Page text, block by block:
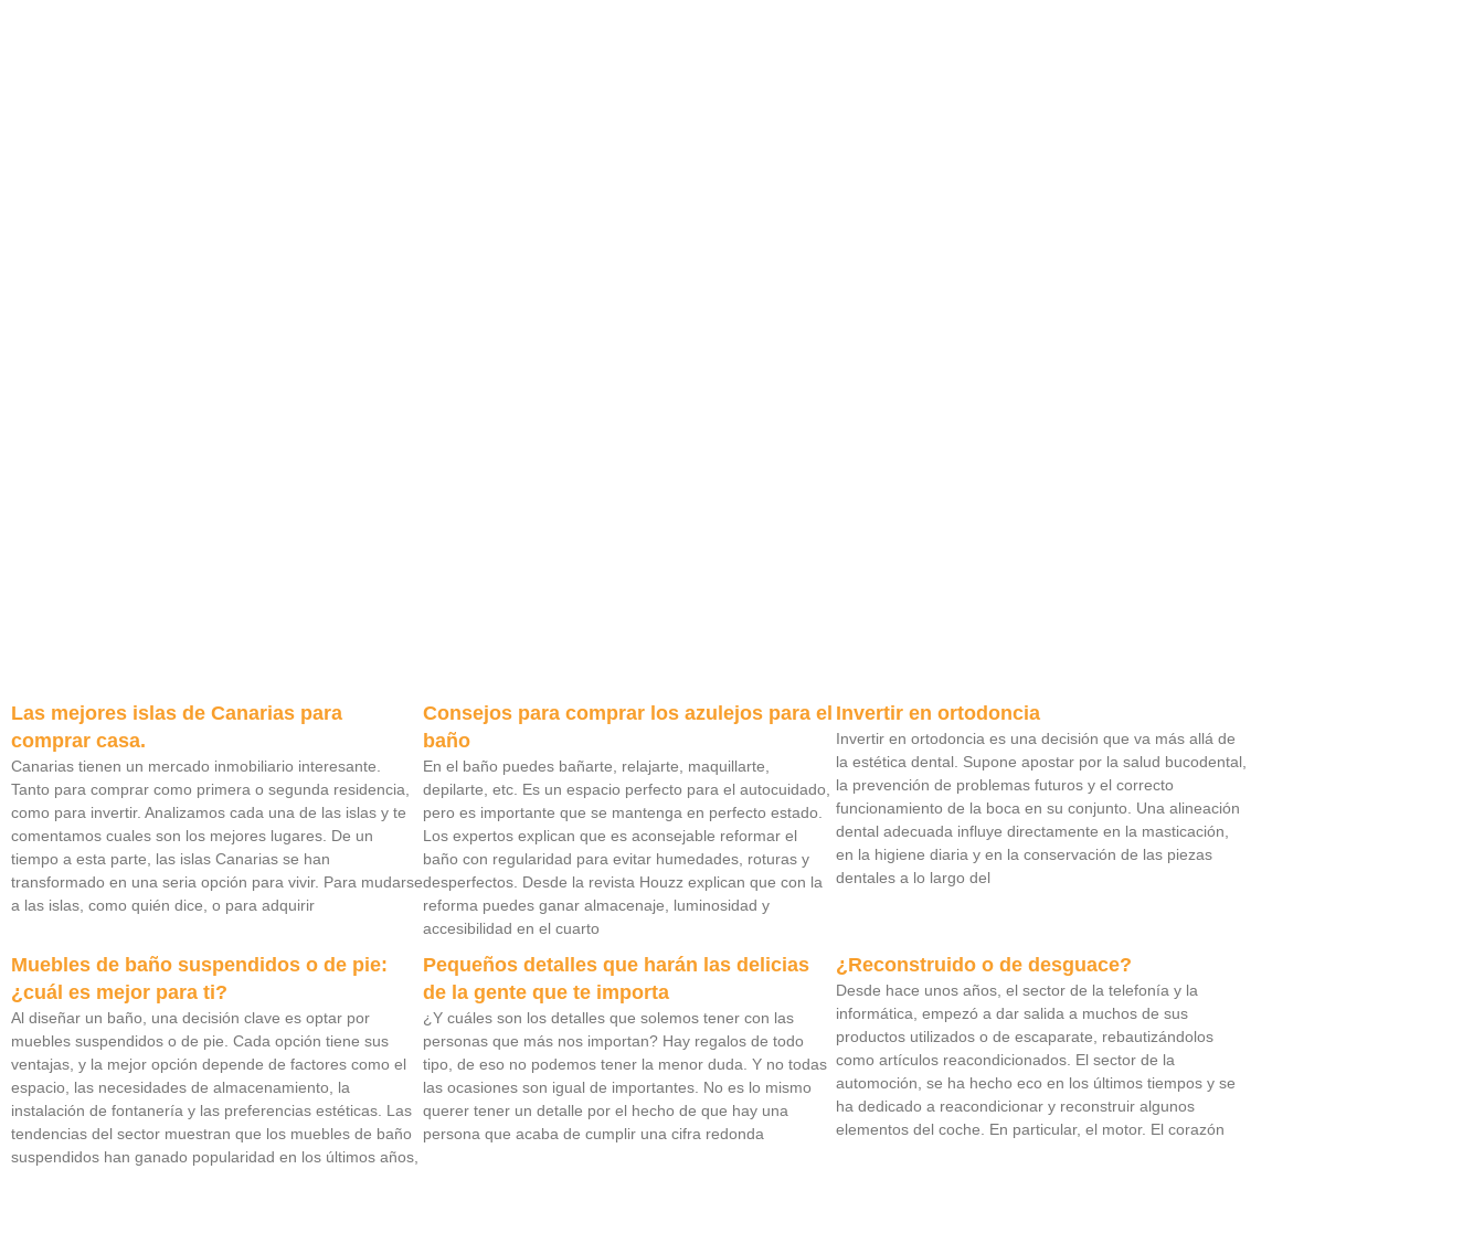
Las mejores islas de Canarias para
comprar casa.
Canarias tienen un mercado inmobiliario interesante.
Tanto para comprar como primera o segunda residencia,
como para invertir. Analizamos cada una de las islas y te
comentamos cuales son los mejores lugares. De un
tiempo a esta parte, las islas Canarias se han
transformado en una seria opción para vivir. Para mudarse
a las islas, como quién dice, o para adquirir
Consejos para comprar los azulejos para el
baño
En el baño puedes bañarte, relajarte, maquillarte,
depilarte, etc. Es un espacio perfecto para el autocuidado,
pero es importante que se mantenga en perfecto estado.
Los expertos explican que es aconsejable reformar el
baño con regularidad para evitar humedades, roturas y
desperfectos. Desde la revista Houzz explican que con la
reforma puedes ganar almacenaje, luminosidad y
accesibilidad en el cuarto
Invertir en ortodoncia
Invertir en ortodoncia es una decisión que va más allá de
la estética dental. Supone apostar por la salud bucodental,
la prevención de problemas futuros y el correcto
funcionamiento de la boca en su conjunto. Una alineación
dental adecuada influye directamente en la masticación,
en la higiene diaria y en la conservación de las piezas
dentales a lo largo del
Muebles de baño suspendidos o de pie:
¿cuál es mejor para ti?
Al diseñar un baño, una decisión clave es optar por
muebles suspendidos o de pie. Cada opción tiene sus
ventajas, y la mejor opción depende de factores como el
espacio, las necesidades de almacenamiento, la
instalación de fontanería y las preferencias estéticas. Las
tendencias del sector muestran que los muebles de baño
suspendidos han ganado popularidad en los últimos años,
Pequeños detalles que harán las delicias
de la gente que te importa
¿Y cuáles son los detalles que solemos tener con las
personas que más nos importan? Hay regalos de todo
tipo, de eso no podemos tener la menor duda. Y no todas
las ocasiones son igual de importantes. No es lo mismo
querer tener un detalle por el hecho de que hay una
persona que acaba de cumplir una cifra redonda
¿Reconstruido o de desguace?
Desde hace unos años, el sector de la telefonía y la
informática, empezó a dar salida a muchos de sus
productos utilizados o de escaparate, rebautizándolos
como artículos reacondicionados. El sector de la
automoción, se ha hecho eco en los últimos tiempos y se
ha dedicado a reacondicionar y reconstruir algunos
elementos del coche. En particular, el motor. El corazón